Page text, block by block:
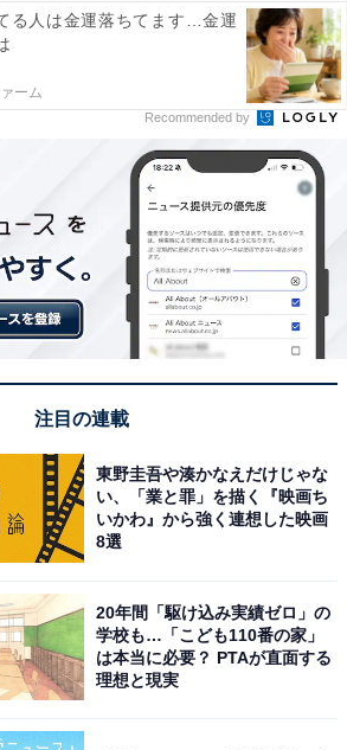
18V対応) EZ1PD1J18A1B ブラッ
GK82-K」
NGNB2-K」
る人は金運落ちてます…金運
ーム
Recommended by
注目の連載
東野圭吾や湊かなえだけじゃな
い、「業と罪」を描く『映画ち
いかわ』から強く連想した映画
8選
20年間「駆け込み実績ゼロ」の
学校も…「こども110番の家」
は本当に必要？ PTAが直面する
理想と現実